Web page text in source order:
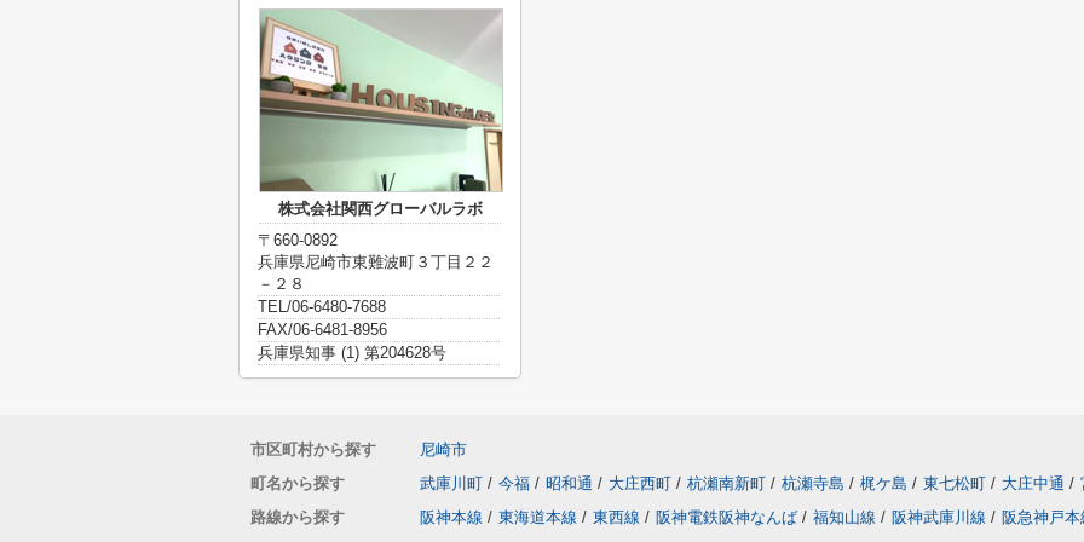
株式会社関西グローバルラボ
〒660-0892
兵庫県尼崎市東難波町３丁目２２
－２８
TEL/06-6480-7688
FAX/06-6481-8956
兵庫県知事 (1) 第204628号
市区町村から探す
尼崎市
町名から探す
武庫川町 / 今福 / 昭和通 / 大庄西町 / 杭瀬南新町 / 杭瀬寺島 / 梶ケ島 / 東七松町 / 大庄中通 /
路線から探す
阪神本線 / 東海道本線 / 東西線 / 阪神電鉄阪神なんば / 福知山線 / 阪神武庫川線 / 阪急神戸本